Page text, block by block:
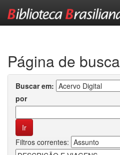
Página de busca
Buscar em:
por
Filtros correntes: